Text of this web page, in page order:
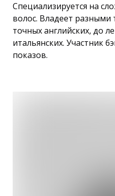
Специализируется на
волос. Владеет разными
точных английских, до
итальянских. Участник
показов.